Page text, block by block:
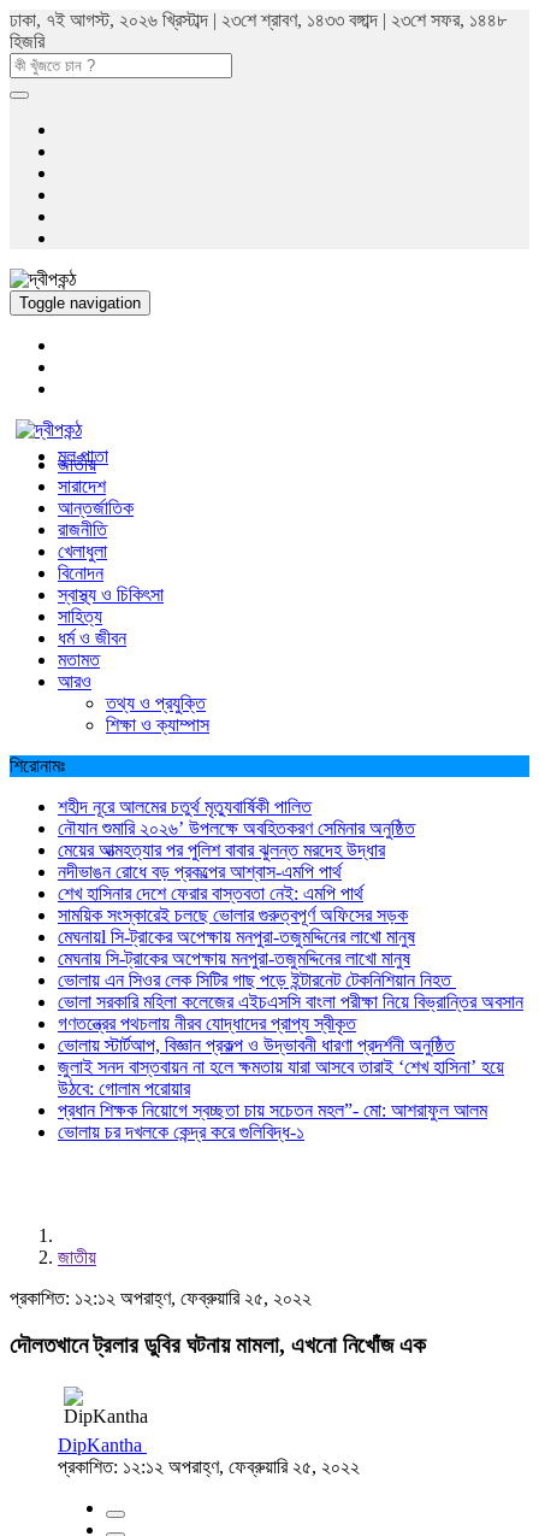
ঢাকা, ৭ই আগস্ট, ২০২৬ খ্রিস্টাব্দ | ২৩শে শ্রাবণ, ১৪৩৩ বঙ্গাব্দ | ২৩শে সফর, ১৪৪৮
হিজরি
Toggle navigation
মুল পাতা
জাতীয়
সারাদেশ
আন্তর্জাতিক
রাজনীতি
খেলাধুলা
বিনোদন
স্বাস্থ্য ও চিকিৎসা
সাহিত্য
ধর্ম ও জীবন
মতামত
আরও
তথ্য ও প্রযুক্তি
শিক্ষা ও ক্যাম্পাস
শিরোনামঃ
শহীদ নূরে আলমের চতুর্থ মৃত্যুবার্ষিকী পালিত
নৌযান শুমারি ২০২৬’ উপলক্ষে অবহিতকরণ সেমিনার অনুষ্ঠিত
মেয়ের আত্মহত্যার পর পুলিশ বাবার ঝুলন্ত মরদেহ উদ্ধার
নদীভাঙন রোধে বড় প্রকল্পের আশ্বাস-এমপি পার্থ
শেখ হাসিনার দেশে ফেরার বাস্তবতা নেই: এমপি পার্থ
সাময়িক সংস্কারেই চলছে ভোলার গুরুত্বপূর্ণ অফিসের সড়ক
মেঘনায়l সি-ট্রাকের অপেক্ষায় মনপুরা-তজুমদ্দিনের লাখো মানুষ
মেঘনায় সি-ট্রাকের অপেক্ষায় মনপুরা-তজুমদ্দিনের লাখো মানুষ
ভোলায় এন সিওর লেক সিটির গাছ পড়ে ইন্টারনেট টেকনিশিয়ান নিহত
ভোলা সরকারি মহিলা কলেজের এইচএসসি বাংলা পরীক্ষা নিয়ে বিভ্রান্তির অবসান
গণতন্ত্রের পথচলায় নীরব যোদ্ধাদের প্রাপ্য স্বীকৃত
ভোলায় স্টার্টআপ, বিজ্ঞান প্রকল্প ও উদ্ভাবনী ধারণা প্রদর্শনী অনুষ্ঠিত
জুলাই সনদ বাস্তবায়ন না হলে ক্ষমতায় যারা আসবে তারাই ‘শেখ হাসিনা’ হয়ে
উঠবে: গোলাম পরোয়ার
প্রধান শিক্ষক নিয়োগে স্বচ্ছতা চায় সচেতন মহল”- মো: আশরাফুল আলম
ভোলায় চর দখলকে কেন্দ্র করে গুলিবিদ্ধ-১
জাতীয়
প্রকাশিত: ১২:১২ অপরাহ্ণ, ফেব্রুয়ারি ২৫, ২০২২
দৌলতখানে ট্রলার ডুবির ঘটনায় মামলা, এখনো নিখোঁজ এক
DipKantha
প্রকাশিত: ১২:১২ অপরাহ্ণ, ফেব্রুয়ারি ২৫, ২০২২